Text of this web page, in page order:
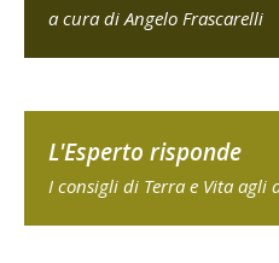
a cura di Angelo Frascarelli
L'Esperto risponde
I consigli di Terra e Vita agli